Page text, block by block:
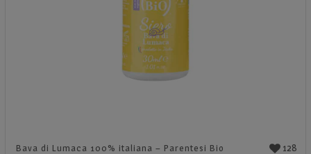
128
Bava di Lumaca 100% italiana – Parentesi Bio